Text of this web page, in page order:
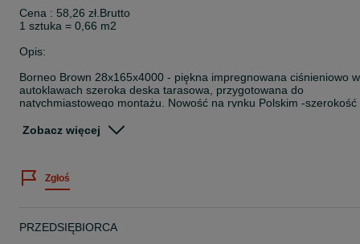
Cena : 58,26 zł.Brutto
1 sztuka = 0,66 m2
Opis:
Borneo Brown 28x165x4000 - piękna impregnowana ciśnieniowo w
autoklawach szeroka deska tarasowa, przygotowana do
natychmiastowego montażu. Nowość na rynku Polskim -szerokość
Twoim tarasie. Spełnia funkcję praktyczną, jak również wizualną.
Szerokość : 165 mm
Grubość :28 mm
Dzięki impregnacji ciśnieniowej jest zabezpieczona przed
Zobacz więcej
Zgłoś
PRZEDSIĘBIORCA